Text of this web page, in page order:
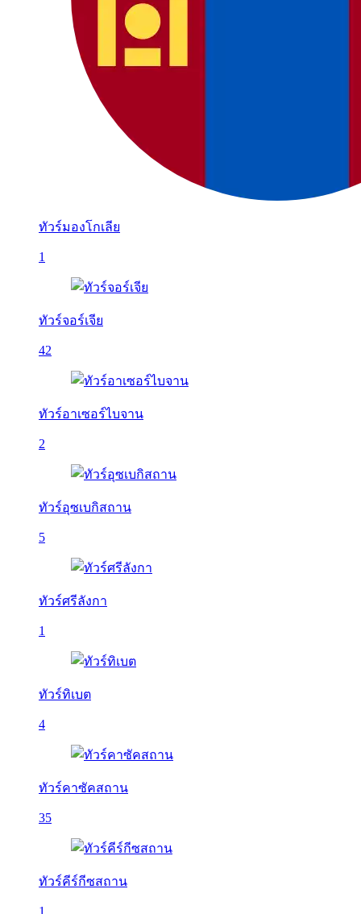
ทัวร์มองโกเลีย
1
ทัวร์จอร์เจีย
42
ทัวร์อาเซอร์ไบจาน
2
ทัวร์อุซเบกิสถาน
5
ทัวร์ศรีลังกา
1
ทัวร์ทิเบต
4
ทัวร์คาซัคสถาน
35
ทัวร์คีร์กีซสถาน
1